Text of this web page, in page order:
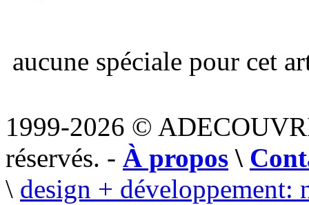
aucune spéciale pour cet
1999-2026 ©
réservés. - À propos \
\ design + développement: